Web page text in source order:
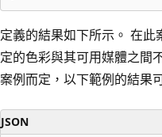
定義的結果如下所示。 在
定的色彩與其可用媒體之間
案例而定，以下範例的結果
JSON